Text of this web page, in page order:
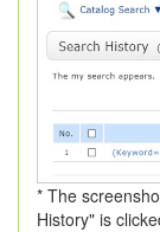
* The
History" is